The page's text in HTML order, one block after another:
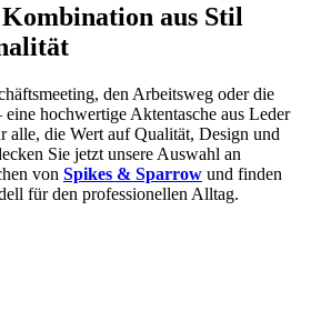
aus Stil
den Arbeitsweg oder die
eine hochwertige Aktentasche aus Leder
alle, die Wert auf Qualität, Design und
Sie jetzt unsere Auswahl an
von Spikes & Sparrow und finden
für den professionellen Alltag.